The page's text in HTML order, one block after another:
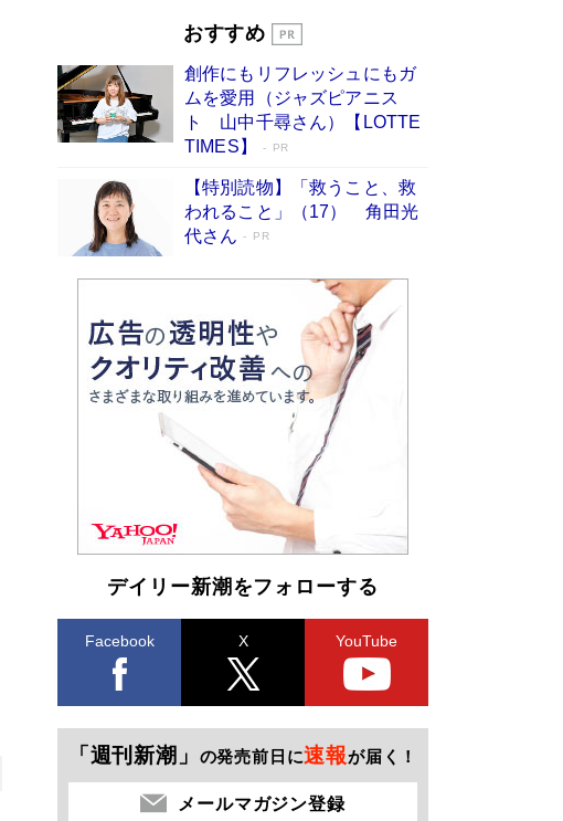
らも文庫化 映画化された直木賞受賞作もランク
皇室はなぜ世界から尊敬されているのか？ 「天
皇陛下はお元気でおられるか」がサウジ国王の第
一声になる理由
Book Bang
おすすめ
創作にもリフレッシュにもガ
ムを愛用（ジャズピアニス
ト 山中千尋さん）【LOTTE
TIMES】
PR
【特別読物】「救うこと、救
われること」（17） 角田光
代さん
PR
デイリー新潮をフォローする
Facebook X YouTube
「週刊新潮」 の発売前日に速報が届く！
メールマガジン登録